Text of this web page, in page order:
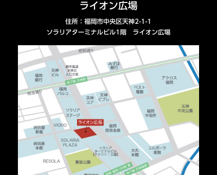
ライオン広場
住所：福岡市中央区天神2-1-1
ソラリアターミナルビル1階 ライオン広場